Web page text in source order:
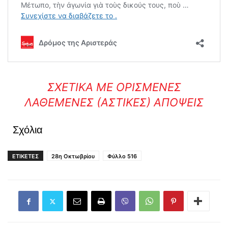
ΣΧΕΤΙΚΆ ΜΕ ΟΡΙΣΜΈΝΕΣ
ΛΑΘΕΜΈΝΕΣ (ΑΣΤΙΚΈΣ) ΑΠΌΨΕΙΣ
Σχόλια
ΕΤΙΚΕΤΕΣ 28η Οκτωβρίου Φύλλο 516